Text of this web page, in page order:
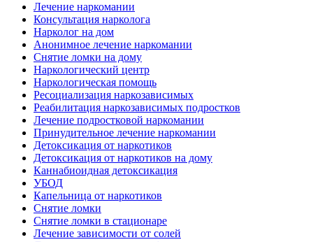
Лечение наркомании
Консультация нарколога
Нарколог на дом
Анонимное лечение наркомании
Снятие ломки на дому
Наркологический центр
Наркологическая помощь
Ресоциализация наркозависимых
Реабилитация наркозависимых подростков
Лечение подростковой наркомании
Принудительное лечение наркомании
Детоксикация от наркотиков
Детоксикация от наркотиков на дому
Каннабиоидная детоксикация
УБОД
Капельница от наркотиков
Снятие ломки
Снятие ломки в стационаре
Лечение зависимости от солей